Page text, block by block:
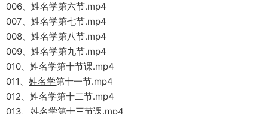
006、姓名学第六节.mp4
007、姓名学第七节.mp4
008、姓名学第八节.mp4
009、姓名学第九节.mp4
010、姓名学第十节课.mp4
011、 姓名学第十一节.mp4
012、姓名学第十二节.mp4
013、姓名学第十三节课.mp4